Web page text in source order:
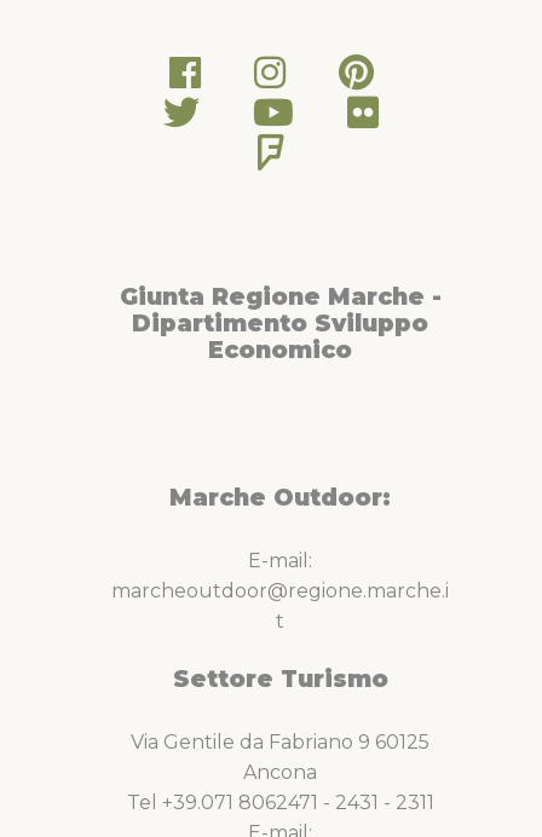
Giunta Regione Marche -
Dipartimento Sviluppo
Economico
Marche Outdoor:
E-mail:
marcheoutdoor@regione.marche.i
t
Settore Turismo
Via Gentile da Fabriano 9 60125
Ancona
Tel +39.071 8062471 - 2431 - 2311
E-mail: